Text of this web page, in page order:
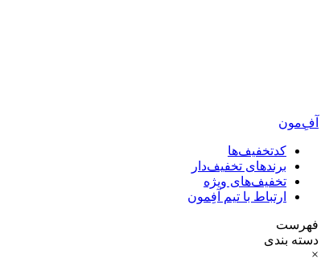
آفِ‌مون
کدتخفیف‌ها
برندهای تخفیف‌دار
تخفیف‌های ویژه
ارتباط با تیم آفِمون
فهرست
دسته بندی
×